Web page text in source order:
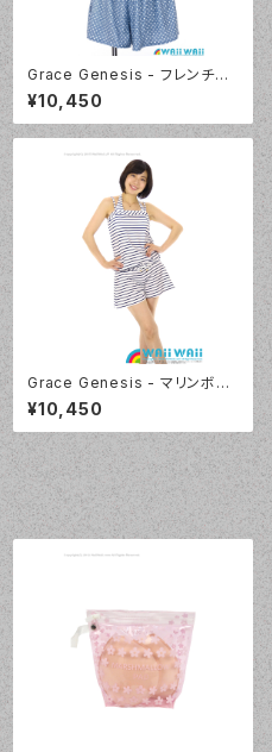
Grace Genesis - フレンチス
リーブ トリッキー4点セット（511
9 - 70:ブルー）
¥10,450
Grace Genesis - マリンボー
ダー （5117 - 01:ホワイト）
¥10,450